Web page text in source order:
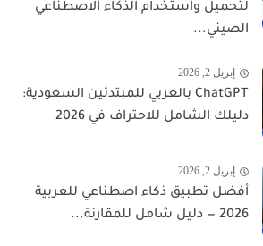
لتحميل واستخدام الذكاء الاصطناعي
الصيني...
إبريل 2, 2026
ChatGPT بالعربي للمبتدئين السعودية:
دليلك الشامل للاحتراف في 2026
إبريل 2, 2026
أفضل تطبيق ذكاء اصطناعي للعربية
2026 — دليل شامل للمقارنة...